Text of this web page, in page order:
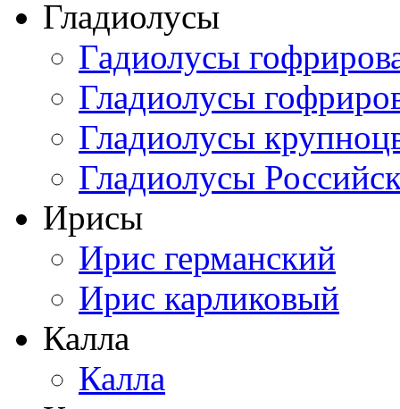
Гладиолусы
Гадиолусы
Гладиолусы
Гладиолусы
Гладиолусы
Ирисы
Ирис германский
Ирис карликовый
Калла
Калла